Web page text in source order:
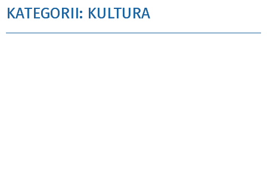
KATEGORII: KULTURA